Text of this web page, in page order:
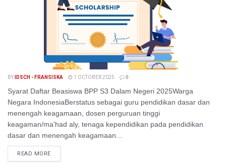
BY IDSCH - FRANSISKA 1 OCTOBER 2025 0
Syarat Daftar Beasiswa BPP S3 Dalam Negeri 2025Warga
Negara IndonesiaBerstatus sebagai guru pendidikan dasar dan
menengah keagamaan, dosen perguruan tinggi
keagaman/ma'had aly, tenaga kependidikan pada pendidikan
dasar dan menengah keagamaan...
READ MORE